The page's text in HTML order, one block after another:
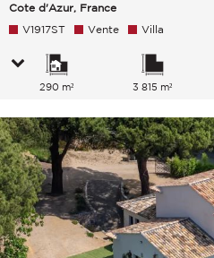
Cote d'Azur, France
V1917ST Vente Villa
290 m² 3 815 m²